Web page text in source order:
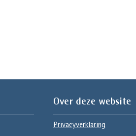
Over deze website
Privacyverklaring